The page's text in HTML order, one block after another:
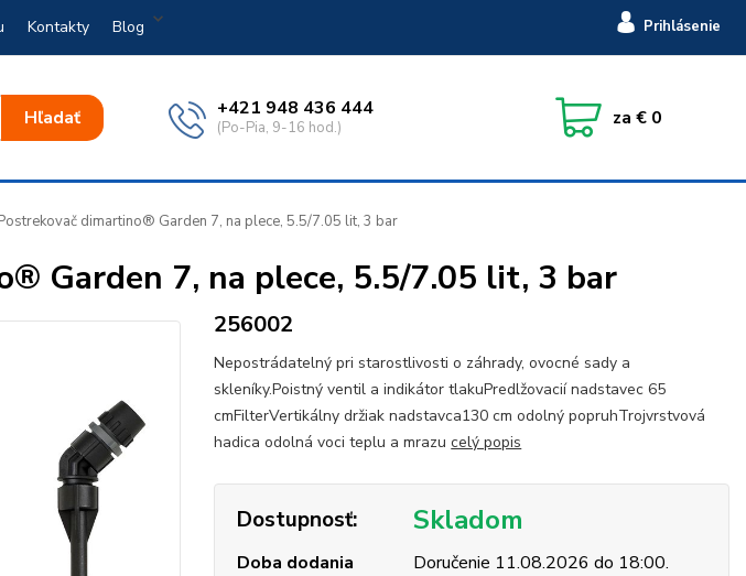
Kontakty Blog Prihlásenie
Hľadať +421 948 436 444
(Po-Pia, 9-16 hod.) za € 0
dimartino® Garden 7, na plece, 5.5/7.05 lit, 3 bar
Garden 7, na plece, 5.5/7.05 lit, 3 bar
256002
Nepostrádatelný pri starostlivosti o záhrady, ovocné sady a
skleníky.Poistný ventil a indikátor tlakuPredlžovacií nadstavec 65
cmFilterVertikálny držiak nadstavca130 cm odolný popruhTrojvrstvová
hadica odolná voci teplu a mrazucelý popis
Dostupnosť: Skladom
Doba dodania
Doručenie 11.08.2026 do 18:00.